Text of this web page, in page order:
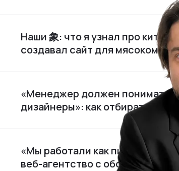
Наши 象: что я узнал про
создавал сайт для
«Менеджер должен понимать,
дизайнеры»: как отбирать и
«Мы работали как пирамида»:
веб⁠-⁠агентство с оборотом 700